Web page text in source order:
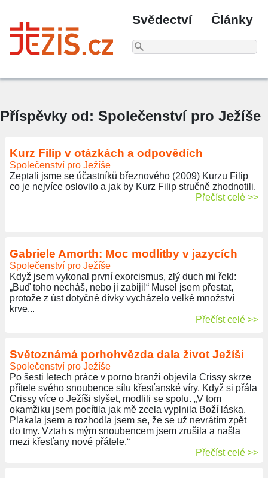
Svědectví Články
Příspěvky od: Společenství pro Ježíše
Kurz Filip v otázkách a odpovědích
Společenství pro Ježíše
Zeptali jsme se účastníků březnového (2009) Kurzu Filip
co je nejvíce oslovilo a jak by Kurz Filip stručně zhodnotili.
Přečíst celé >>
Gabriele Amorth: Moc modlitby v jazycích
Společenství pro Ježíše
Když jsem vykonal první exorcismus, zlý duch mi řekl:
„Buď toho necháš, nebo ji zabiji!“ Musel jsem přestat,
protože z úst dotyčné dívky vycházelo velké množství
krve...
Přečíst celé >>
Světoznámá porhohvězda dala život Ježíši
Společenství pro Ježíše
Po šesti letech práce v porno branži objevila Crissy skrze
přítele svého snoubence sílu křesťanské víry. Když si přála
Crissy více o Ježíši slyšet, modlili se spolu. „V tom
okamžiku jsem pocítila jak mě zcela vyplnila Boží láska.
Plakala jsem a rozhodla jsem se, že se už nevrátím zpět
do tmy. Vztah s mým snoubencem jsem zrušila a našla
mezi křesťany nové přátele.“
Přečíst celé >>